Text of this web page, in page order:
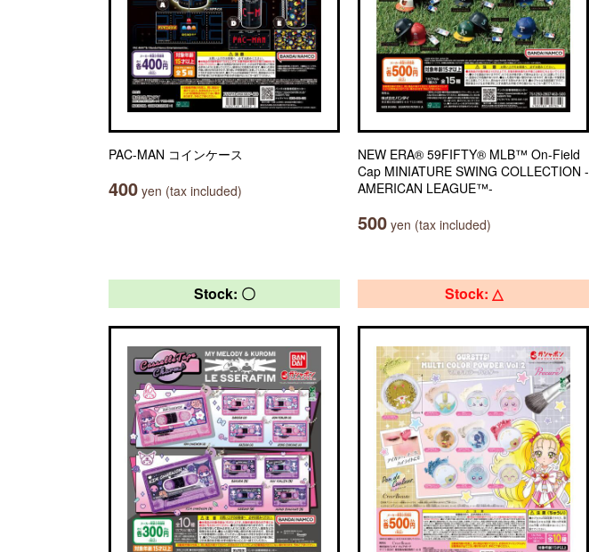
PAC-MAN コインケース
400 yen (tax included)
NEW ERA® 59FIFTY® MLB™ On-Field
Cap MINIATURE SWING COLLECTION -
AMERICAN LEAGUE™-
500 yen (tax included)
Stock: 〇 Stock: △